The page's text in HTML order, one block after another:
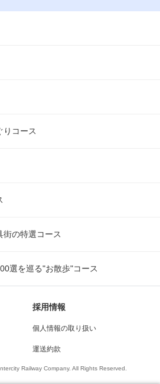
りコース
街の特選コース
選を巡る"お散歩"コース
採用情報
個人情報の取り扱い
運送約款
Railway Company. All Rights Reserved.